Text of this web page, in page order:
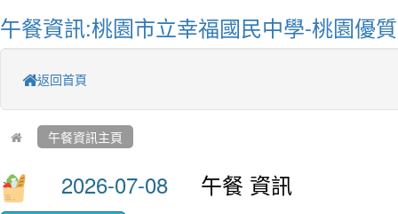
午餐資訊:桃園市立幸福國民中學-桃園優
返回首頁
午餐資訊主頁
午餐 資訊